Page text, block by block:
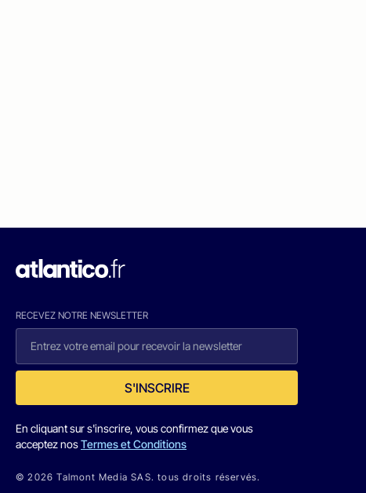
RECEVEZ NOTRE NEWSLETTER
S'INSCRIRE
En cliquant sur s'inscrire, vous confirmez que vous
acceptez nosTermes et Conditions
© 2026 Talmont Media SAS. tous droits réservés.